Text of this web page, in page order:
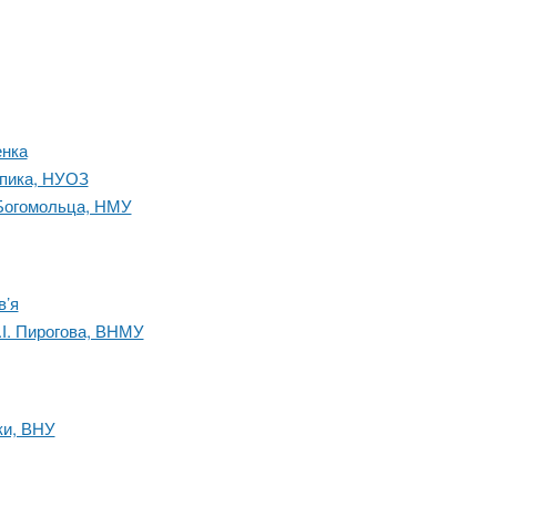
НУОЗ
НМУ
Пирогова, ВНМУ
ВНУ